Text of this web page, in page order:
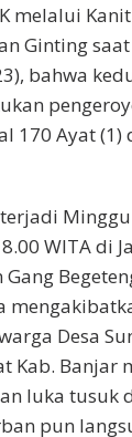
melalui
Ginting
bahwa
170 Ayat
WITA di
Desa
Kab. Banjar
luka tusuk
pun